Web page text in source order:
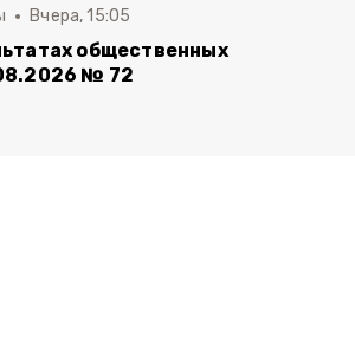
Вчера, 15:05
общественных
№ 72